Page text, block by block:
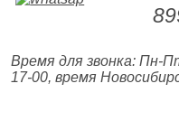
Время для звонка: Пн-
17-00, время